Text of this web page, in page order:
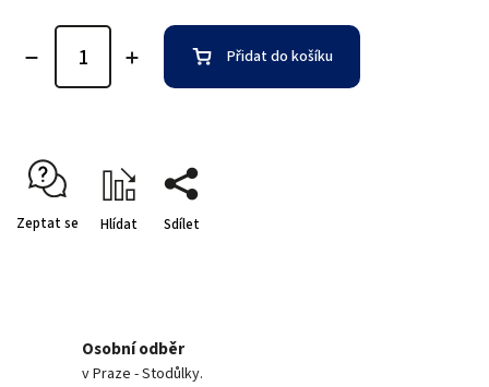
Přidat do košíku
Zeptat se Hlídat Sdílet
Osobní odběr
v Praze - Stodůlky.